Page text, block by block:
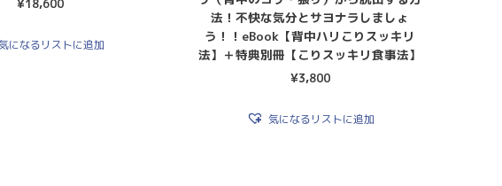
¥18,600
になるリストに追加
法！不快な気分とサヨナラしましょ
う！！eBook【背中ハリこりスッキリ
法】＋特典別冊【こりスッキリ食事法】
¥3,800
気になるリストに追加